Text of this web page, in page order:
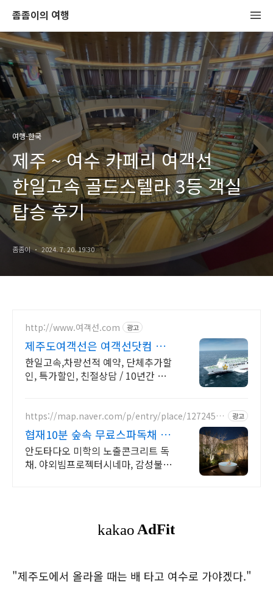
좀좀이의 여행
여행-한국
제주 ~ 여수 카페리 여객선
한일고속 골드스텔라 3등 객실
탑승 후기
좀좀이 2024. 7. 20. 19:30
http://www.여객선.com 광고
제주도여객선은 여객선닷컴 여
객선표 할인 전문 판매
한일고속,차량선적 예약, 단체추가할
인, 특가할인, 친절상담 / 10년간 여
https://map.naver.com/p/entry/place/12724511
광고
협재10분 숲속 무료스파독채 퀸
침대 2개 가족/커플 독채
안도타다오 미학의 노출콘크리트 독
채. 야외빔프로젝터시네마, 감성불멍,
"제주도에서 올라올 때는 배 타고 여수로 가야겠다."